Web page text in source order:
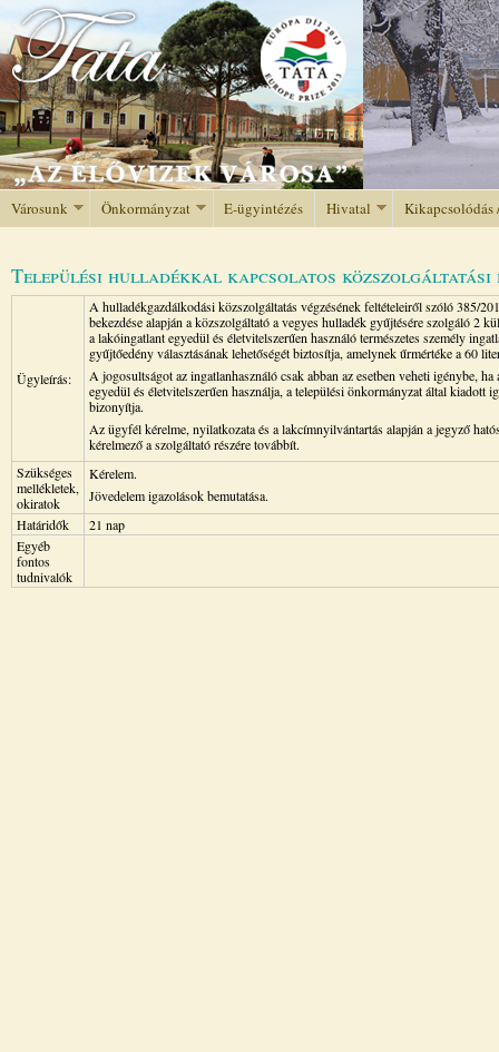
Jump to navigation
Városunk Önkormányzat E-ügyintézés Hivatal Kikapcsolódás
Települési hulladékkal kapcsolatos közszolgáltatási
Ügyleírás:
A hulladékgazdálkodási közszolgáltatás végzésének feltételeiről szóló 385/
bekezdése alapján a közszolgáltató a vegyes hulladék gyűjtésére szolgáló 2
a lakóingatlant egyedül és életvitelszerűen használó természetes személy
gyűjtőedény választásának lehetőségét biztosítja, amelynek űrmértéke a 60
A jogosultságot az ingatlanhasználó csak abban az esetben veheti igénybe,
egyedül és életvitelszerűen használja, a települési önkormányzat által kiadott
bizonyítja.
Az ügyfél kérelme, nyilatkozata és a lakcímnyilvántartás alapján a jegyző
kérelmező a szolgáltató részére továbbít.
Szükséges
mellékletek,
okiratok
Kérelem.
Jövedelem igazolások bemutatása.
Határidők
21 nap
Egyéb
fontos
tudnivalók